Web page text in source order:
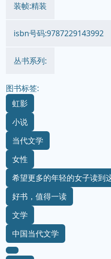
装帧:精装
isbn号码:9787229143992
丛书系列:
图书标签:
虹影
小说
当代文学
女性
希望更多的年轻的女子读到
好书，值得一读
文学
中国当代文学